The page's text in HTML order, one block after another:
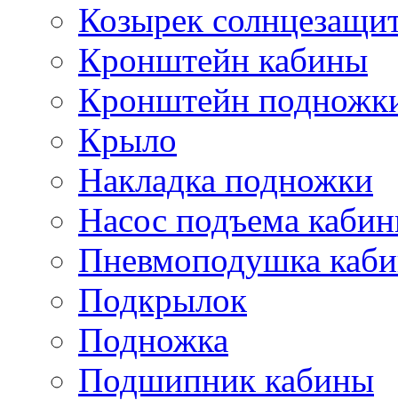
Козырек
Кронштейн кабины
Кронштейн
Крыло
Накладка подножки
Насос подъема
Пневмоподушка
Подкрылок
Подножка
Подшипник кабины